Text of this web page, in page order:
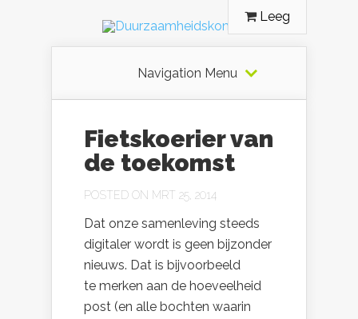
Leeg
Navigation Menu
Fietskoerier van
de toekomst
POSTED ON MRT 25, 2014
Dat onze samenleving steeds
digitaler wordt is geen bijzonder
nieuws. Dat is bijvoorbeeld
te merken aan de hoeveelheid
post (en alle bochten waarin